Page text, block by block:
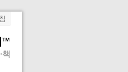
™
책